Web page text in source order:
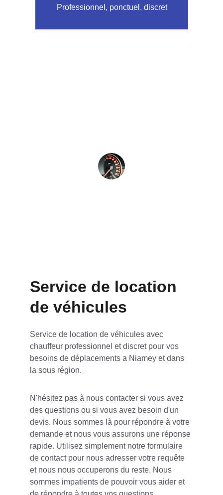
Professionnel, ponctuel, discret
Service de location
de véhicules
Service de location de véhicules avec
chauffeur professionnel et discret pour vos
besoins de déplacements a Niamey et dans
la sous région.
N'hésitez pas à nous contacter si vous avez
des questions ou si vous avez besoin d'un
devis. Nous sommes là pour répondre à votre
demande et nous vous assurons une réponse
rapide. Utilisez simplement notre formulaire
de contact pour nous adresser votre requête
et nous nous occuperons du reste. Nous
sommes impatients de pouvoir vous aider et